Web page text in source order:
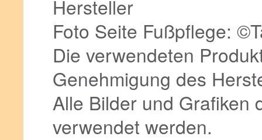
Hersteller
Foto Seite Fußpflege:
Die verwendeten
Genehmigung des
Alle Bilder und Grafiken
verwendet werden.